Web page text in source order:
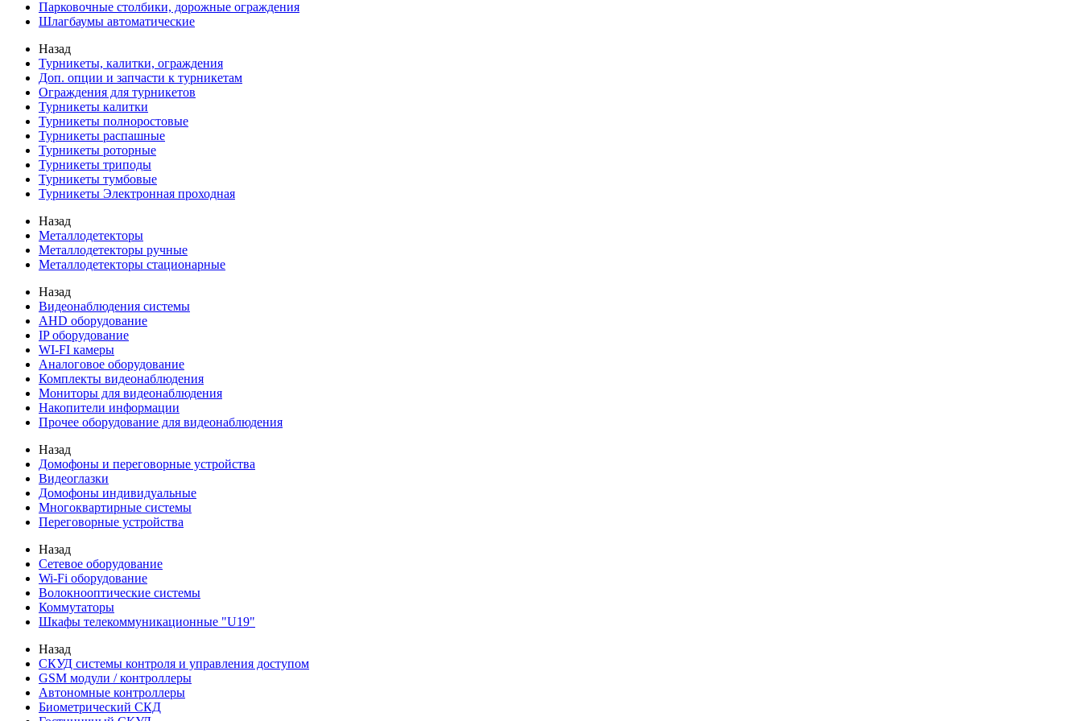
Парковочные столбики, дорожные ограждения
Шлагбаумы автоматические
Назад
Турникеты, калитки, ограждения
Доп. опции и запчасти к турникетам
Ограждения для турникетов
Турникеты калитки
Турникеты полноростовые
Турникеты распашные
Турникеты роторные
Турникеты триподы
Турникеты тумбовые
Турникеты Электронная проходная
Назад
Металлодетекторы
Металлодетекторы ручные
Металлодетекторы стационарные
Назад
Видеонаблюдения cистемы
AHD оборудование
IP оборудование
WI-FI камеры
Аналоговое оборудование
Комплекты видеонаблюдения
Мониторы для видеонаблюдения
Накопители информации
Прочее оборудование для видеонаблюдения
Назад
Домофоны и переговорные устройства
Видеоглазки
Домофоны индивидуальные
Многоквартирные системы
Переговорные устройства
Назад
Сетевое оборудование
Wi-Fi оборудование
Волокнооптические системы
Коммутаторы
Шкафы телекоммуникационные "U19"
Назад
СКУД системы контроля и управления доступом
GSM модули / контроллеры
Автономные контроллеры
Биометрический СКД